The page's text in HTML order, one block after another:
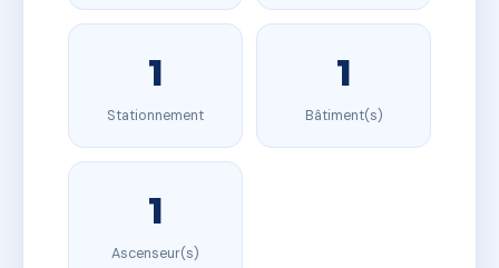
1
Stationnement
1
Bâtiment(s)
1
Ascenseur(s)